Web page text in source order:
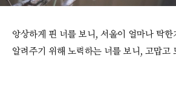
앙상하게 핀 너를 보니, 서울이 얼마나 탁
알려주기 위해 노력하는 너를 보니, 고맙고